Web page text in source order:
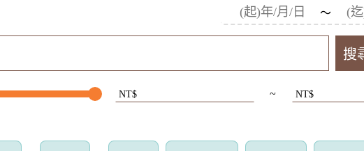
～
NT$ ~ NT$